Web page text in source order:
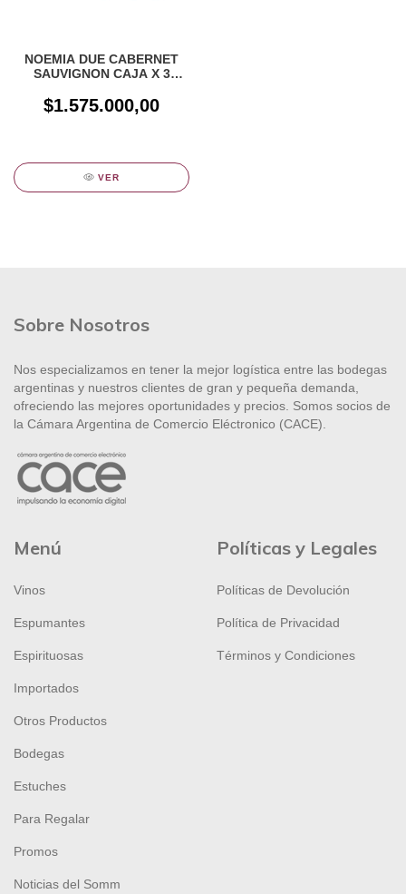
NOEMIA DUE CABERNET
SAUVIGNON CAJA X 3
$1.575.000,00
VER
Sobre Nosotros
Nos especializamos en tener la mejor logística entre las bodegas
argentinas y nuestros clientes de gran y pequeña demanda,
ofreciendo las mejores oportunidades y precios. Somos socios de
la Cámara Argentina de Comercio Eléctronico (CACE).
Menú
Vinos
Espumantes
Espirituosas
Importados
Otros Productos
Bodegas
Estuches
Para Regalar
Promos
Noticias del Somm
Políticas y Legales
Políticas de Devolución
Política de Privacidad
Términos y Condiciones